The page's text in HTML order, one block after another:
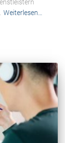
Weiterlesen…